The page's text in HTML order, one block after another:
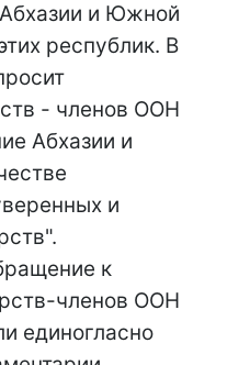
и Южной
республик. В
- членов ООН
Абхазии и
и
к
членов ООН
единогласно